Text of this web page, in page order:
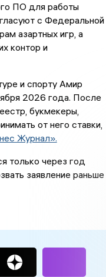
ПО для работы
с Федеральной
азартных игр, а
контор и
и спорту Амир
2026 года. После
букмекеры,
от него ставки,
Журнал».
только через год
заявление раньше